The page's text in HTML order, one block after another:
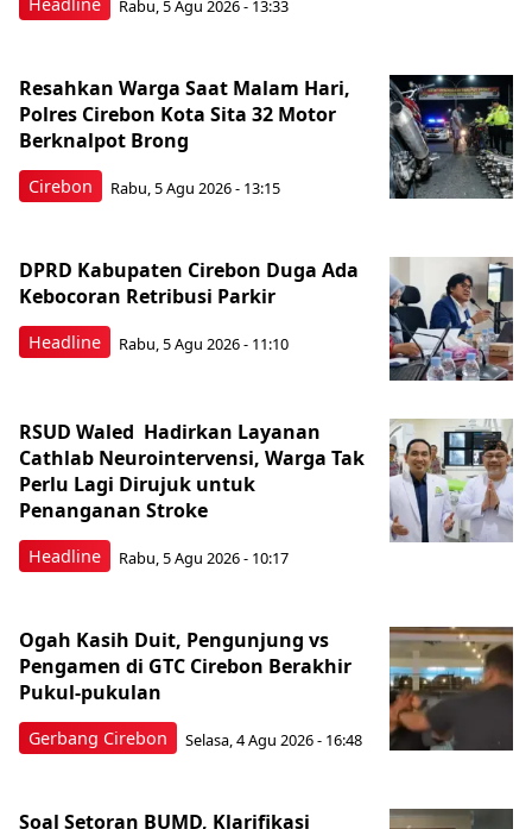
Rabu, 5 Agu 2026 - 13:33
Cirebon
Resahkan Warga Saat Malam Hari,
Polres Cirebon Kota Sita 32 Motor
Berknalpot Brong
Rabu, 5 Agu 2026 - 13:15
Headline
DPRD Kabupaten Cirebon Duga Ada
Kebocoran Retribusi Parkir
Rabu, 5 Agu 2026 - 11:10
Headline
RSUD Waled Hadirkan Layanan
Cathlab Neurointervensi, Warga Tak
Perlu Lagi Dirujuk untuk
Penanganan Stroke
Rabu, 5 Agu 2026 - 10:17
Gerbang Cirebon
Ogah Kasih Duit, Pengunjung vs
Pengamen di GTC Cirebon Berakhir
Pukul-pukulan
Selasa, 4 Agu 2026 - 16:48
Soal Setoran BUMD, Klarifikasi